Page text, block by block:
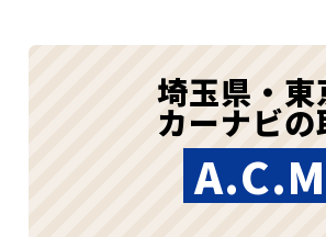
埼玉県・
カーナビ